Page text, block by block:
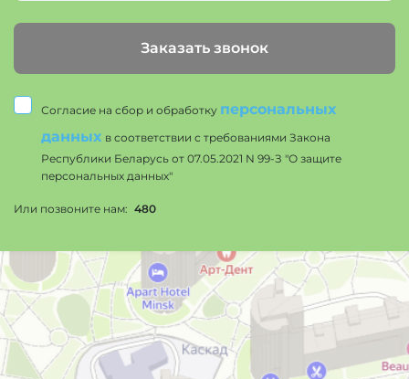
Заказать звонок
Или позвоните нам: 480
Согласие на сбор и обработку персональных
данных в соответствии с требованиями Закона
Республики Беларусь от 07.05.2021 N 99-З "О защите
персональных данных"